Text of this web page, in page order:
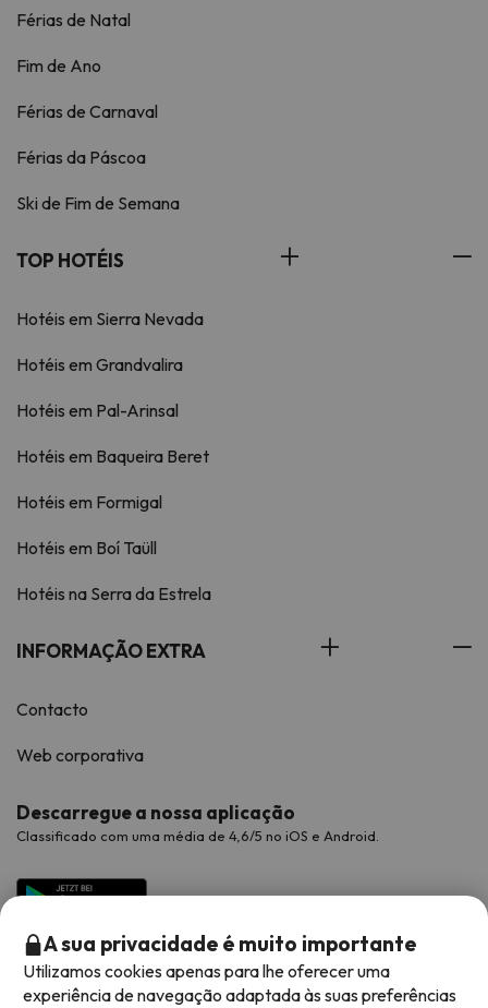
Férias de Natal
Fim de Ano
Férias de Carnaval
Férias da Páscoa
Ski de Fim de Semana
TOP HOTÉIS
Hotéis em Sierra Nevada
Hotéis em Grandvalira
Hotéis em Pal-Arinsal
Hotéis em Baqueira Beret
Hotéis em Formigal
Hotéis em Boí Taüll
Hotéis na Serra da Estrela
INFORMAÇÃO EXTRA
Contacto
Web corporativa
Descarregue a nossa aplicação
Classificado com uma média de 4,6/5 no iOS e Android.
A sua privacidade é muito importante
Utilizamos cookies apenas para lhe oferecer uma
experiência de navegação adaptada às suas preferências